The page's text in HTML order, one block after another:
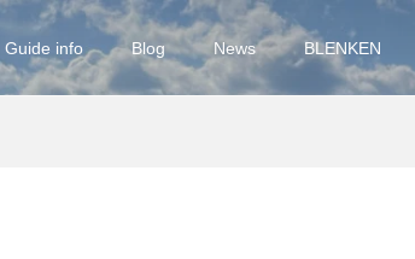
Guide info Blog News BLENKEN